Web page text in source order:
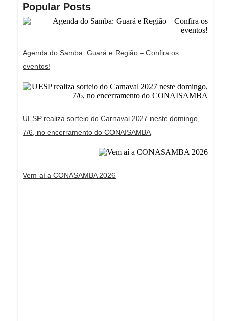
Popular Posts
Agenda do Samba: Guará e Região – Confira os
eventos!
UESP realiza sorteio do Carnaval 2027 neste domingo,
7/6, no encerramento do CONAISAMBA
Vem aí a CONASAMBA 2026